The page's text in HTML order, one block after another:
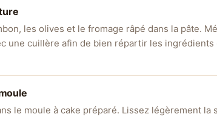
les olives et le fromage râpé dans la pâte.
une cuillère afin de bien répartir les ingrédients
le moule à cake préparé. Lissez légèrement la